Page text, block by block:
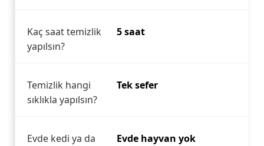
Kaç saat temizlik
yapılsın?
5 saat
Temizlik hangi
sıklıkla yapılsın?
Tek sefer
Evde kedi ya da
Evde hayvan yok